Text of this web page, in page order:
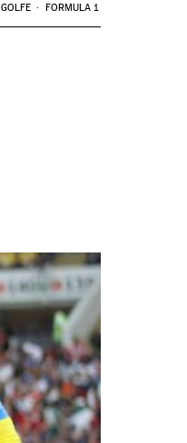
GOLFE FORMULA 1